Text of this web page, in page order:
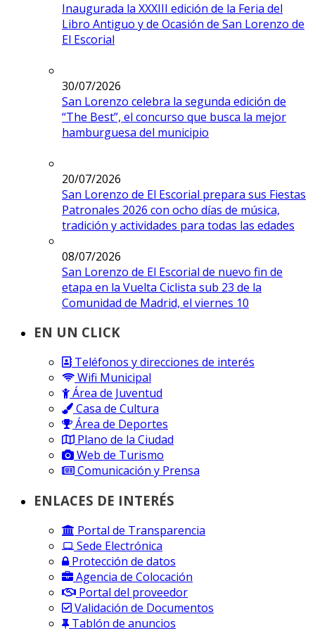
Inaugurada la XXXIII edición de la Feria del
Libro Antiguo y de Ocasión de San Lorenzo de
El Escorial
30/07/2026
San Lorenzo celebra la segunda edición de
“The Best”, el concurso que busca la mejor
hamburguesa del municipio
20/07/2026
San Lorenzo de El Escorial prepara sus Fiestas
Patronales 2026 con ocho días de música,
tradición y actividades para todas las edades
08/07/2026
San Lorenzo de El Escorial de nuevo fin de
etapa en la Vuelta Ciclista sub 23 de la
Comunidad de Madrid, el viernes 10
EN UN CLICK
Teléfonos y direcciones de interés
Wifi Municipal
Área de Juventud
Casa de Cultura
Área de Deportes
Plano de la Ciudad
Web de Turismo
Comunicación y Prensa
ENLACES DE INTERÉS
Portal de Transparencia
Sede Electrónica
Protección de datos
Agencia de Colocación
Portal del proveedor
Validación de Documentos
Tablón de anuncios